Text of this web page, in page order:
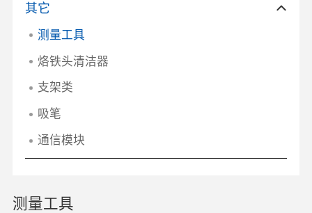
其它
测量工具
烙铁头清洁器
支架类
吸笔
通信模块
测量工具